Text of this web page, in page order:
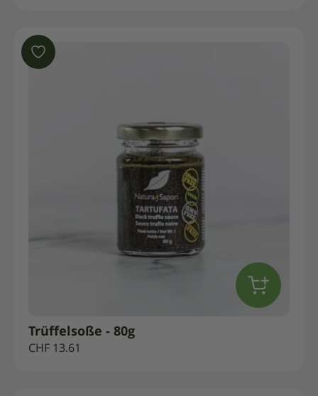
Trüffelsoße - 80g
CHF 13.61